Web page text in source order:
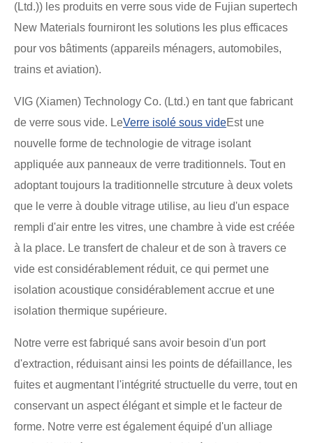
(Ltd.)) les produits en verre sous vide de Fujian supertech
New Materials fourniront les solutions les plus efficaces
pour vos bâtiments (appareils ménagers, automobiles,
trains et aviation).
VIG (Xiamen) Technology Co. (Ltd.) en tant que fabricant
de verre sous vide. LeVerre isolé sous videEst une
nouvelle forme de technologie de vitrage isolant
appliquée aux panneaux de verre traditionnels. Tout en
adoptant toujours la traditionnelle strcuture à deux volets
que le verre à double vitrage utilise, au lieu d'un espace
rempli d'air entre les vitres, une chambre à vide est créée
à la place. Le transfert de chaleur et de son à travers ce
vide est considérablement réduit, ce qui permet une
isolation acoustique considérablement accrue et une
isolation thermique supérieure.
Notre verre est fabriqué sans avoir besoin d'un port
d'extraction, réduisant ainsi les points de défaillance, les
fuites et augmentant l'intégrité structuelle du verre, tout en
conservant un aspect élégant et simple et le facteur de
forme. Notre verre est également équipé d'un alliage